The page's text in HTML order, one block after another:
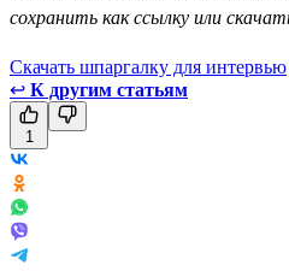
сохранить как ссылку или
Скачать шпаргалку для интервью
↩ К другим статьям
1